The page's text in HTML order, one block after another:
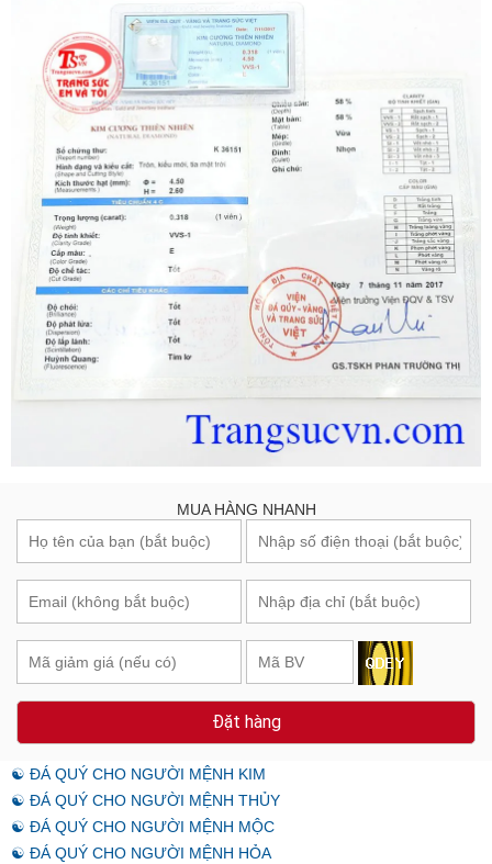
MUA HÀNG NHANH
Đặt hàng
☯ ĐÁ QUÝ CHO NGƯỜI MỆNH KIM
☯ ĐÁ QUÝ CHO NGƯỜI MỆNH THỦY
☯ ĐÁ QUÝ CHO NGƯỜI MỆNH MỘC
☯ ĐÁ QUÝ CHO NGƯỜI MỆNH HỎA